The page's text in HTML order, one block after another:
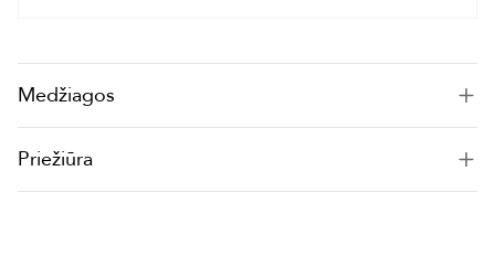
Medžiagos
Priežiūra